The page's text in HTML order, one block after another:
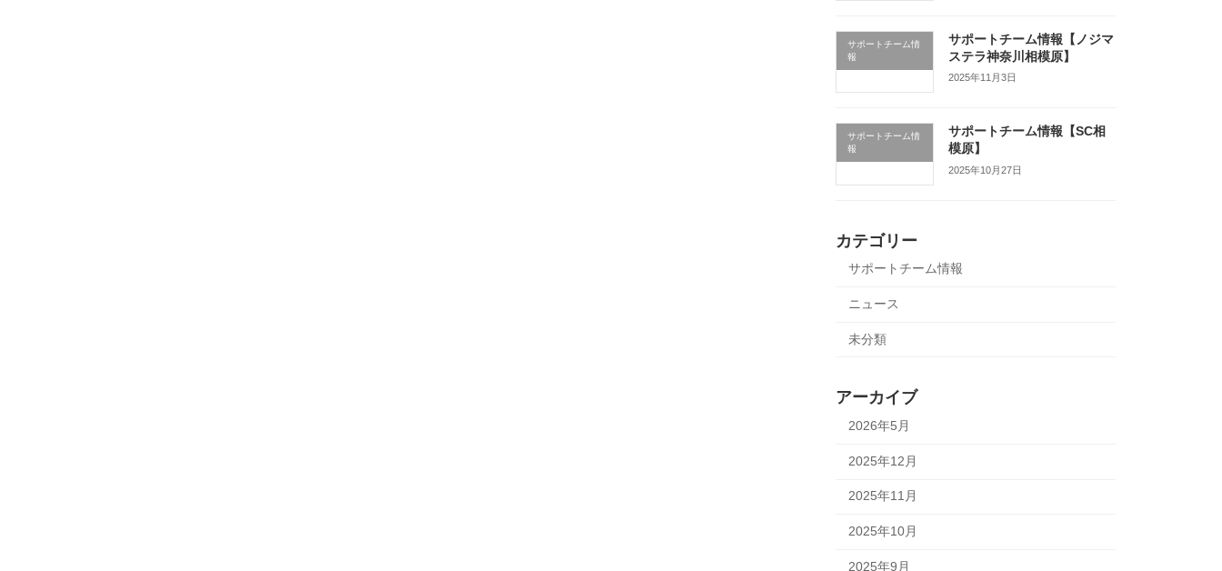
サポートチーム情
報
サポートチーム情報【ノジマ
ステラ神奈川相模原】
2025年11月3日
サポートチーム情
報
サポートチーム情報【SC相
模原】
2025年10月27日
カテゴリー
サポートチーム情報
ニュース
未分類
アーカイブ
2026年5月
2025年12月
2025年11月
2025年10月
2025年9月